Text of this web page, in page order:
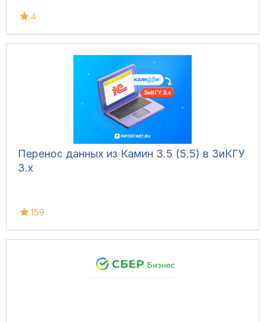
4
Перенос данных из Камин 3.5 (5.5) в ЗиКГУ
3.х
159